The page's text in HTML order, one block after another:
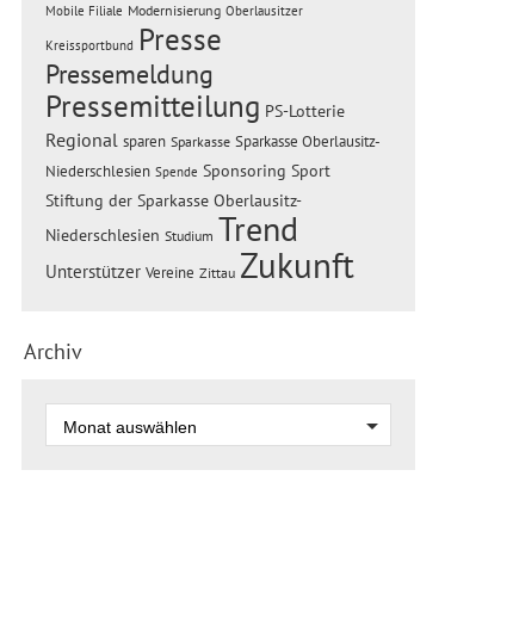
Mobile Filiale Modernisierung Oberlausitzer
Kreissportbund Presse
Pressemeldung
Pressemitteilung PS-Lotterie
Regional sparen Sparkasse Sparkasse Oberlausitz-
Niederschlesien Spende Sponsoring Sport
Stiftung der Sparkasse Oberlausitz-
Niederschlesien Studium Trend
Unterstützer Vereine Zittau Zukunft
Archiv